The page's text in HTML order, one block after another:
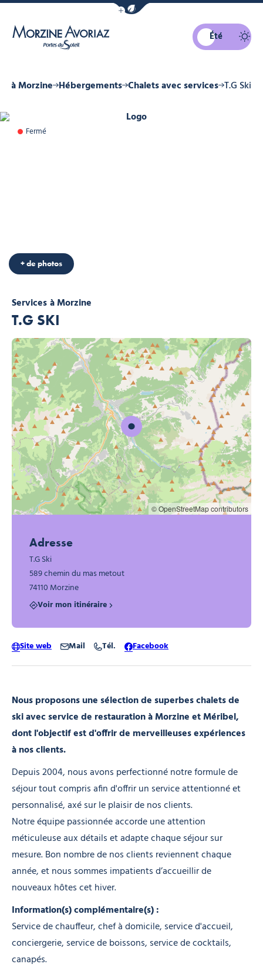
Afficher la barre de navigation du
Été
à Morzine Hébergements Chalets avec services T.G Ski
Servicesà Morzine
T.G SKI
Logo, © T.G Ski
+ de photos
Salon, © T.G Ski
Fermé
Nous proposons une sélection de superbes chalets de
ski avec service de restauration à Morzine et Méribel,
dont l'objectif est d'offrir de merveilleuses expériences
à nos clients.
Depuis 2004, nous avons perfectionné notre formule de
séjour tout compris afin d'offrir un service attentionné et
personnalisé, axé sur le plaisir de nos clients.
Notre équipe passionnée accorde une attention
méticuleuse aux détails et adapte chaque séjour sur
mesure. Bon nombre de nos clients reviennent chaque
année, et nous sommes impatients d’accueillir de
nouveaux hôtes cet hiver.
Information(s) complémentaire(s) :
Service de chauffeur, chef à domicile, service d'accueil,
conciergerie, service de boissons, service de cocktails,
canapés.
© OpenStreetMap contributors
Adresse
T.G Ski
589 chemin du mas metout
74110 Morzine
Voir mon itinéraire
Site web Mail Tél. Facebook